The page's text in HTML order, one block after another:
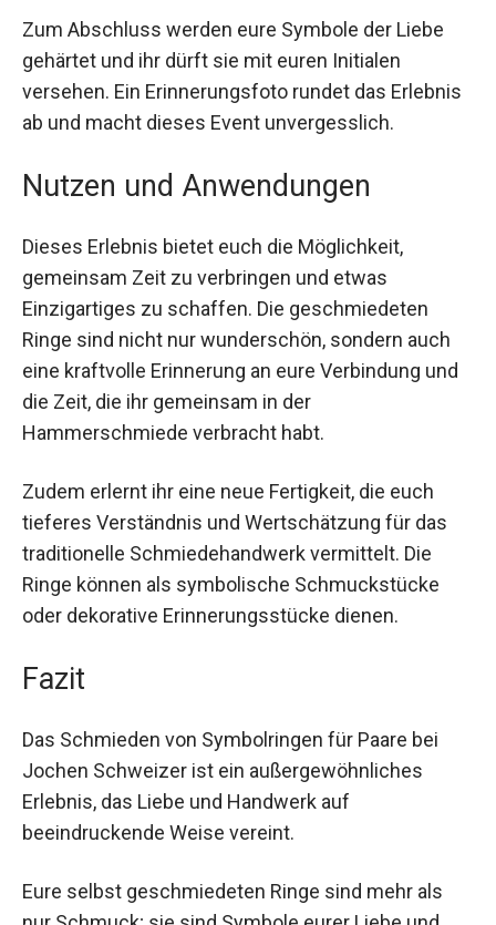
Zum Abschluss werden eure Symbole der Liebe
gehärtet und ihr dürft sie mit euren Initialen
versehen. Ein Erinnerungsfoto rundet das
Erlebnis ab und macht dieses Event
Nutzen und Anwendungen
Dieses Erlebnis bietet euch die Möglichkeit,
gemeinsam Zeit zu verbringen und etwas
Einzigartiges zu schaffen. Die geschmiedeten
Ringe sind nicht nur wunderschön, sondern auch
eine kraftvolle Erinnerung an eure Verbindung
und die Zeit, die ihr gemeinsam in der
Zudem erlernt ihr eine neue Fertigkeit, die euch
tieferes Verständnis und Wertschätzung für das
traditionelle Schmiedehandwerk vermittelt. Die
Ringe können als symbolische Schmuckstücke
Fazit
Das Schmieden von Symbolringen für Paare bei
Jochen Schweizer ist ein außergewöhnliches
Erlebnis, das Liebe und Handwerk auf
Eure selbst geschmiedeten Ringe sind mehr als